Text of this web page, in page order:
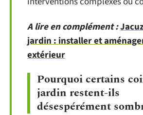
A lire en complément :
jardin : installer et
extérieur
Pourquoi certains
jardin restent-ils
désespérément